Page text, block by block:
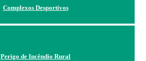
Complexos Desportivos
Perigo de Incêndio Rural